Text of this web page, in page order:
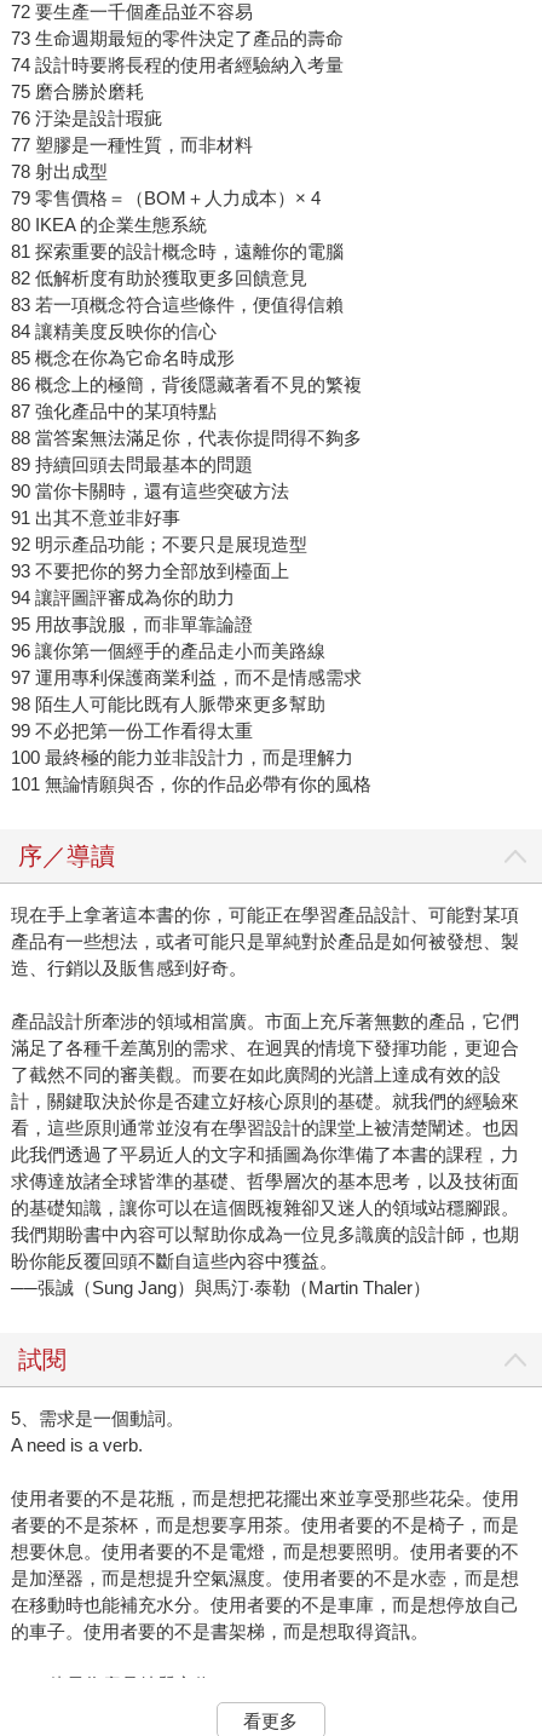
72 要生產一千個產品並不容易
73 生命週期最短的零件決定了產品的壽命
74 設計時要將長程的使用者經驗納入考量
75 磨合勝於磨耗
76 汙染是設計瑕疵
77 塑膠是一種性質，而非材料
78 射出成型
79 零售價格＝（BOM＋人力成本）× 4
80 IKEA 的企業生態系統
81 探索重要的設計概念時，遠離你的電腦
82 低解析度有助於獲取更多回饋意見
83 若一項概念符合這些條件，便值得信賴
84 讓精美度反映你的信心
85 概念在你為它命名時成形
86 概念上的極簡，背後隱藏著看不見的繁複
87 強化產品中的某項特點
88 當答案無法滿足你，代表你提問得不夠多
89 持續回頭去問最基本的問題
90 當你卡關時，還有這些突破方法
91 出其不意並非好事
92 明示產品功能；不要只是展現造型
93 不要把你的努力全部放到檯面上
94 讓評圖評審成為你的助力
95 用故事說服，而非單靠論證
96 讓你第一個經手的產品走小而美路線
97 運用專利保護商業利益，而不是情感需求
98 陌生人可能比既有人脈帶來更多幫助
99 不必把第一份工作看得太重
100 最終極的能力並非設計力，而是理解力
101 無論情願與否，你的作品必帶有你的風格
序／導讀
現在手上拿著這本書的你，可能正在學習產品設計、可能對某項
產品有一些想法，或者可能只是單純對於產品是如何被發想、製
造、行銷以及販售感到好奇。
產品設計所牽涉的領域相當廣。市面上充斥著無數的產品，它們
滿足了各種千差萬別的需求、在迥異的情境下發揮功能，更迎合
了截然不同的審美觀。而要在如此廣闊的光譜上達成有效的設
計，關鍵取決於你是否建立好核心原則的基礎。就我們的經驗來
看，這些原則通常並沒有在學習設計的課堂上被清楚闡述。也因
此我們透過了平易近人的文字和插圖為你準備了本書的課程，力
求傳達放諸全球皆準的基礎、哲學層次的基本思考，以及技術面
的基礎知識，讓你可以在這個既複雜卻又迷人的領域站穩腳跟。
我們期盼書中內容可以幫助你成為一位見多識廣的設計師，也期
盼你能反覆回頭不斷自這些內容中獲益。
──張誠（Sung Jang）與馬汀‧泰勒（Martin Thaler）
試閱
5、需求是一個動詞。
A need is a verb.
使用者要的不是花瓶，而是想把花擺出來並享受那些花朵。使用
者要的不是茶杯，而是想要享用茶。使用者要的不是椅子，而是
想要休息。使用者要的不是電燈，而是想要照明。使用者要的不
是加溼器，而是想提升空氣濕度。使用者要的不是水壺，而是想
在移動時也能補充水分。使用者要的不是車庫，而是想停放自己
的車子。使用者要的不是書架梯，而是想取得資訊。
21、儘早為產品特質定位。
Explore the product personality early.
看更多